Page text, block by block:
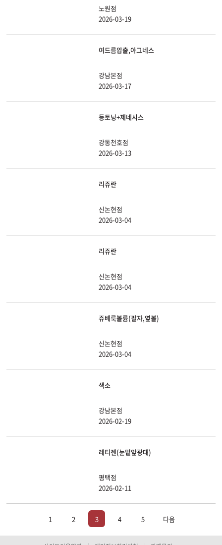
노원점
2026-03-19
여드름압출,아그네스
강남본점
2026-03-17
등토닝+제네시스
강동천호점
2026-03-13
리쥬란
신논현점
2026-03-04
리쥬란
신논현점
2026-03-04
쥬베룩볼륨(팔자,옆볼)
신논현점
2026-03-04
색소
강남본점
2026-02-19
레티젠(눈밑앞광대)
평택점
2026-02-11
1 2 3 4 5 다음